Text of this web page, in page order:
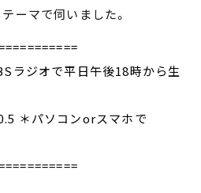
テーマで伺いました。
ラジオで平日午後18時から生
＊パソコンorスマホで